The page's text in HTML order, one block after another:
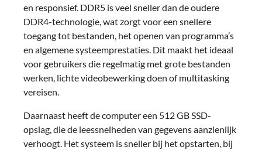
en responsief. DDR5 is veel sneller dan de oudere
DDR4-technologie, wat zorgt voor een snellere
toegang tot bestanden, het openen van programma’s
en algemene systeemprestaties. Dit maakt het ideaal
voor gebruikers die regelmatig met grote bestanden
werken, lichte videobewerking doen of multitasking
vereisen.
Daarnaast heeft de computer een 512 GB SSD-
opslag, die de leessnelheden van gegevens aanzienlijk
verhoogt. Het systeem is sneller bij het opstarten, bij